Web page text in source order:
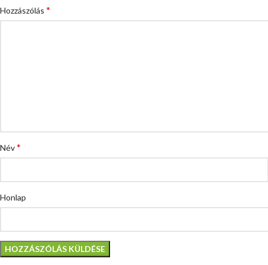
Hozzászólás *
Név*
Honlap